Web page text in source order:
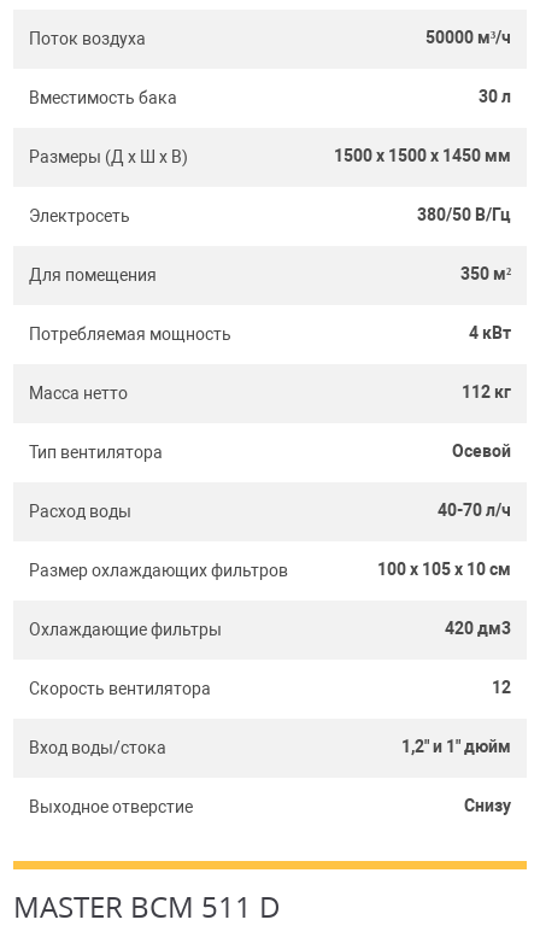
Поток воздуха 50000 м³/ч
Вместимость бака 30 л
Размеры (Д х Ш х В) 1500 x 1500 x 1450 мм
Электросеть 380/50 В/Гц
Для помещения 350 м²
Потребляемая мощность 4 кВт
Масса нетто 112 кг
Тип вентилятора Осевой
Расход воды 40-70 л/ч
Размер охлаждающих фильтров 100 x 105 x 10 см
Охлаждающие фильтры 420 дм3
Скорость вентилятора 12
Вход воды/стока 1,2" и 1" дюйм
Выходное отверстие Снизу
MASTER BCM 511 D